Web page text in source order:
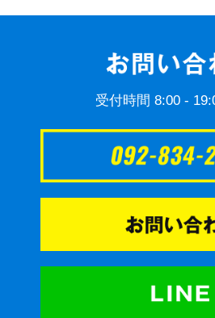
受付時間 8:00 -